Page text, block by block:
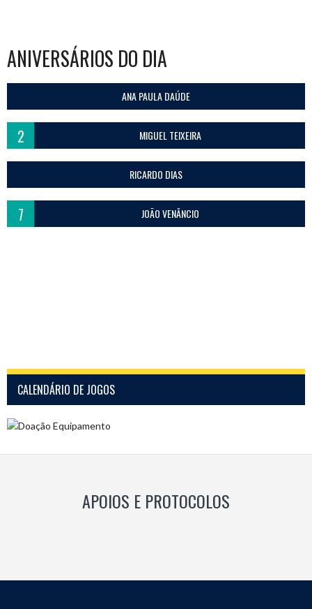
ANIVERSÁRIOS DO DIA
ANA PAULA DAÚDE
2 MIGUEL TEIXEIRA
RICARDO DIAS
7 JOÃO VENÂNCIO
CALENDÁRIO DE JOGOS
APOIOS E PROTOCOLOS